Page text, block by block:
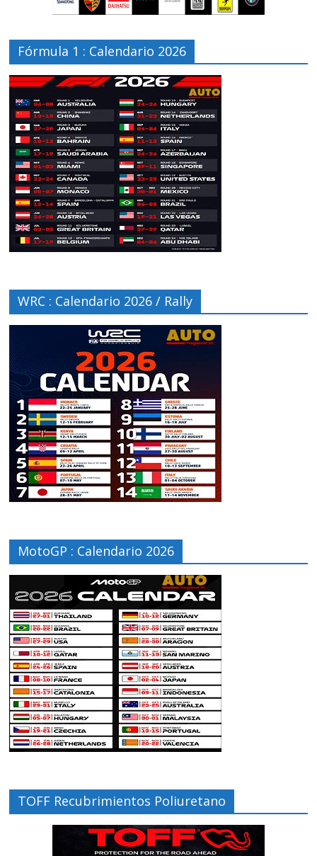
Fórmula 1 : Calendario 2026
WRC : Calendario 2026 / Rally
MotoGP : Calendario 2026
TOFF Recubrimientos Poliuretano